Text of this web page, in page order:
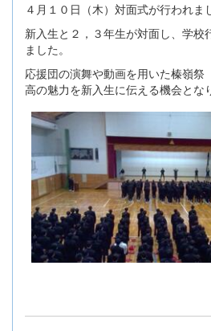
４月１０日（木）対面式が行われま
新入生と２，３年生が対面し、学校
ました。
応援団の演舞や動画を用いた榛嶺祭
高の魅力を新入生に伝える機会とな